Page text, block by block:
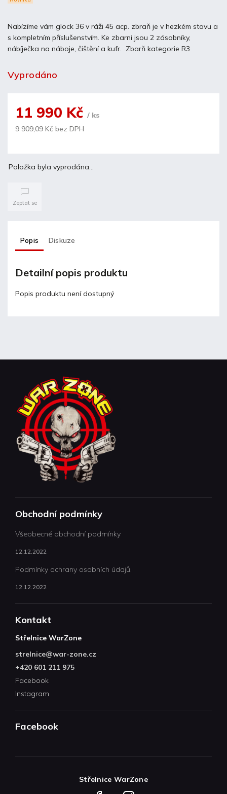
Nabízíme vám glock 36 v ráži 45 acp. zbraň je v hezkém stavu a
s kompletním příslušenstvím. Ke zbarni jsou 2 zásobníky,
nábíječka na náboje, čištění a kufr. Zbarň kategorie R3
Vyprodáno
11 990 Kč / ks
9 909,09 Kč bez DPH
Položka byla vyprodána…
Zeptat se
Popis Diskuze
Detailní popis produktu
Popis produktu není dostupný
Obchodní podmínky
Všeobecné obchodní podmínky
12.12.2022
Podmínky ochrany osobních údajů.
12.12.2022
Kontakt
Střelnice WarZone
strelnice@war-zone.cz
+420 601 211 975
Facebook
Instagram
Facebook
Střelnice WarZone